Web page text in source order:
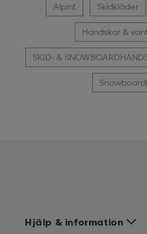
Alpint Skidkläder
Handskar &
SKID- &
Hjälp & information